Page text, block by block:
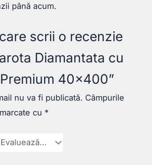
până acum.
scrii o recenzie
Diamantata cu
40×400”
nu va fi publicată. Câmpurile
cu *